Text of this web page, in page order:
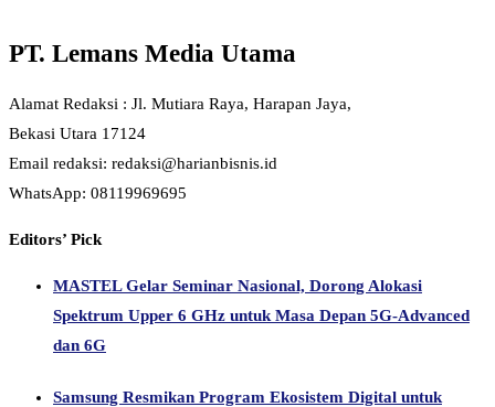
PT. Lemans Media Utama
Alamat Redaksi : Jl. Mutiara Raya, Harapan Jaya,
Bekasi Utara 17124
Email redaksi: redaksi@harianbisnis.id
WhatsApp: 08119969695
Editors’ Pick
MASTEL Gelar Seminar Nasional, Dorong Alokasi
Spektrum Upper 6 GHz untuk Masa Depan 5G-Advanced
dan 6G
Samsung Resmikan Program Ekosistem Digital untuk